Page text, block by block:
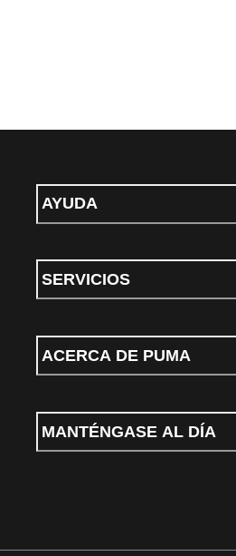
AYUDA
SERVICIOS
ACERCA DE PUMA
MANTÉNGASE AL DÍA